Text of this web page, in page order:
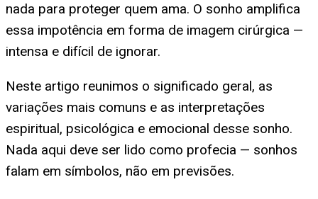
nada para proteger quem ama. O sonho amplifica
essa impotência em forma de imagem cirúrgica —
intensa e difícil de ignorar.
Neste artigo reunimos o significado geral, as
variações mais comuns e as interpretações
espiritual, psicológica e emocional desse sonho.
Nada aqui deve ser lido como profecia — sonhos
falam em símbolos, não em previsões.